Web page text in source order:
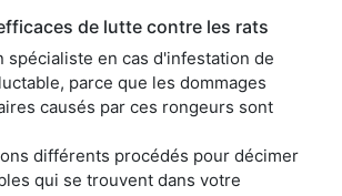
de lutte contre les rats
spécialiste en cas d'infestation de
parce que les dommages
causés par ces rongeurs sont
différents procédés pour décimer
qui se trouvent dans votre